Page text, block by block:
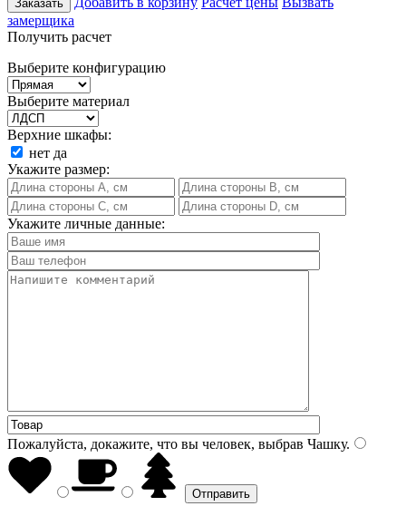
Заказать
замерщика
Получить расчет
Выберите конфигурацию
Выберите материал
Верхние шкафы:
нет да
Укажите размер:
Укажите личные данные:
Пожалуйста, докажите, что вы человек, выбрав Чашку.